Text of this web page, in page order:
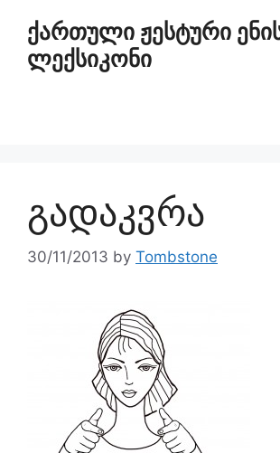
ქართული ჟესტური
ლექსიკონი
გადაკვრა
30/11/2013 by Tombstone